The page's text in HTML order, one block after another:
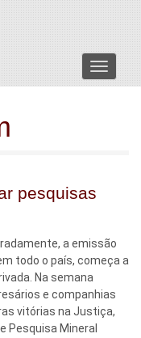
Menu
pesquisas
a emissão
todo o país, começa a
Na semana
e companhias
vitórias na Justiça,
Pesquisa Mineral